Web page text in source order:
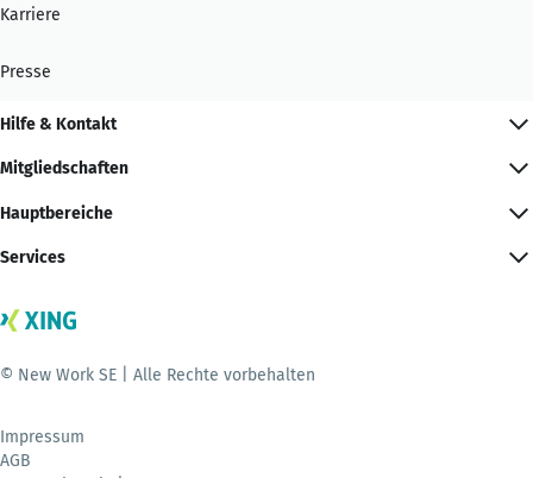
Karriere
Presse
Hilfe & Kontakt
Mitgliedschaften
Hauptbereiche
Services
© New Work SE | Alle Rechte vorbehalten
Impressum
AGB